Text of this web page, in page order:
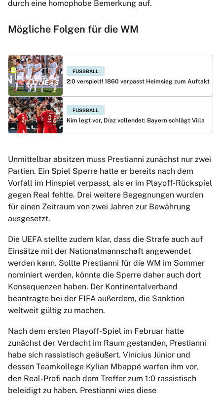
durch eine homophobe Bemerkung auf.
Mögliche Folgen für die WM
FUSSBALL
2:0 verspielt! 1860 verpasst Heimsieg zum Auftakt
FUSSBALL
Kim legt vor, Díaz vollendet: Bayern schlägt Villa
Unmittelbar absitzen muss Prestianni zunächst nur zwei
Partien. Ein Spiel Sperre hatte er bereits nach dem
Vorfall im Hinspiel verpasst, als er im Playoff-Rückspiel
gegen Real fehlte. Drei weitere Begegnungen wurden
für einen Zeitraum von zwei Jahren zur Bewährung
ausgesetzt.
Die UEFA stellte zudem klar, dass die Strafe auch auf
Einsätze mit der Nationalmannschaft angewendet
werden kann. Sollte Prestianni für die WM im Sommer
nominiert werden, könnte die Sperre daher auch dort
Konsequenzen haben. Der Kontinentalverband
beantragte bei der FIFA außerdem, die Sanktion
weltweit gültig zu machen.
Nach dem ersten Playoff-Spiel im Februar hatte
zunächst der Verdacht im Raum gestanden, Prestianni
habe sich rassistisch geäußert. Vinícius Júnior und
dessen Teamkollege Kylian Mbappé warfen ihm vor,
den Real-Profi nach dem Treffer zum 1:0 rassistisch
beleidigt zu haben. Prestianni wies diese